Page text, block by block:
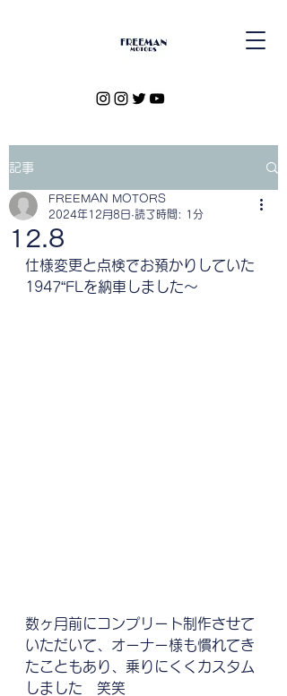
記事
12.8
FREEMAN MOTORS
2024年12月8日 読了時間: 1分
仕様変更と点検でお預かりしていた
1947“FLを納車しました〜
数ヶ月前にコンプリート制作させて
いただいて、オーナー様も慣れてき
たこともあり、乗りにくくカスタム
しました　笑笑